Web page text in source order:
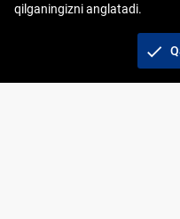
Copyright © 2017-2026.
tashkil etish" AJ. Barcha
qilganingizni anglatadi.
check